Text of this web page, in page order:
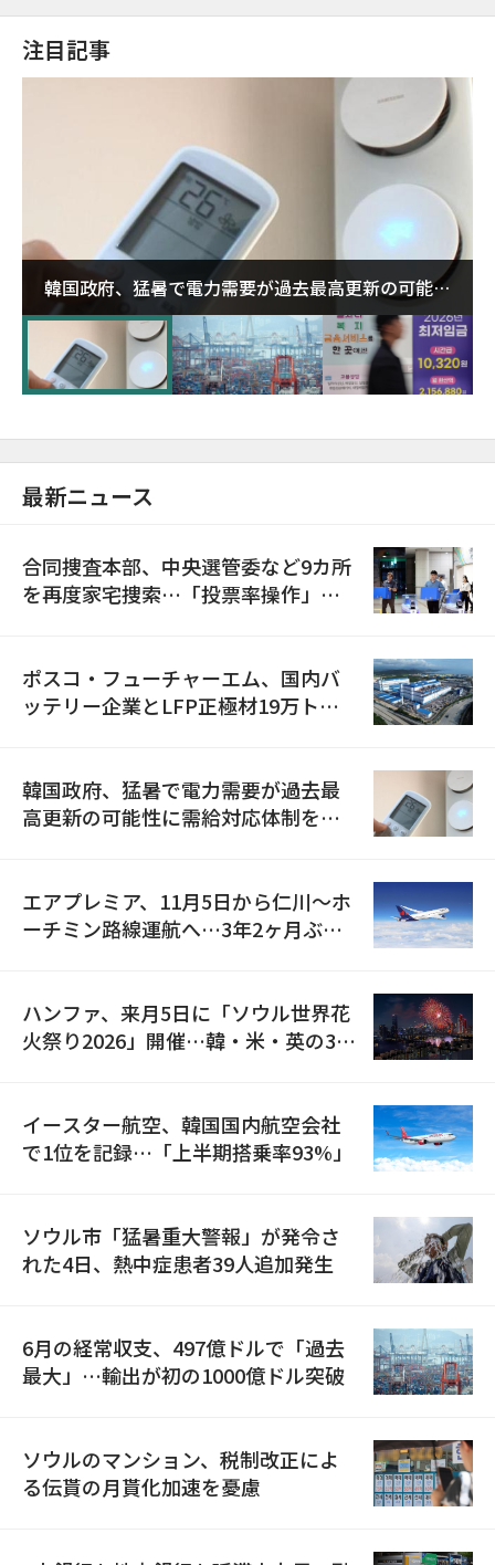
注目記事
韓国政府、猛暑で電力需要が過去最高更新の可能性
に需給対応体制を点検
最新ニュース
合同捜査本部、中央選管委など9カ所
を再度家宅捜索…「投票率操作」の
ポスコ・フューチャーエム、国内バ
ッテリー企業とLFP正極材19万トン
韓国政府、猛暑で電力需要が過去最
高更新の可能性に需給対応体制を点
エアプレミア、11月5日から仁川〜ホ
ーチミン路線運航へ…3年2ヶ月ぶり
ハンファ、来月5日に「ソウル世界花
火祭り2026」開催…韓・米・英の3カ
イースター航空、韓国国内航空会社
で1位を記録…「上半期搭乗率93%」
ソウル市「猛暑重大警報」が発令さ
れた4日、熱中症患者39人追加発生
6月の経常収支、497億ドルで「過去
最大」…輸出が初の1000億ドル突破
ソウルのマンション、税制改正によ
る伝貰の月貰化加速を憂慮